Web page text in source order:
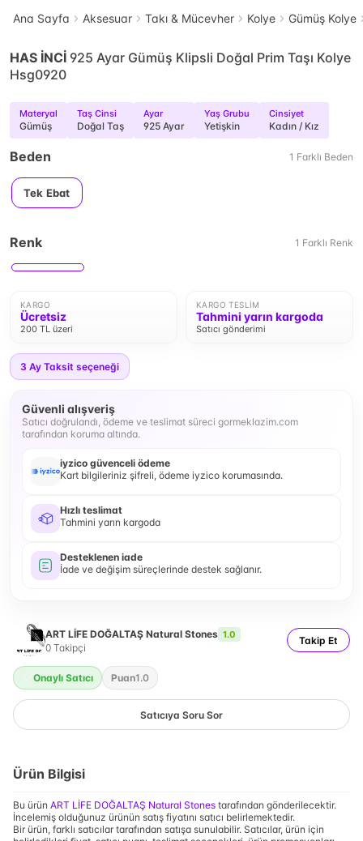
Ana Sayfa Aksesuar Takı & Mücevher Kolye Gümüş Kolye
HAS İNCİ 925 Ayar Gümüş Klipsli Doğal Prim Taşı Kolye
Hsg0920
Materyal
Gümüş
Taş Cinsi
Doğal Taş
Ayar
925 Ayar
Yaş Grubu
Yetişkin
Cinsiyet
Kadın / Kız
Beden 1 Farklı Beden
Tek Ebat
Renk 1 Farklı Renk
KARGO
Ücretsiz
200 TL üzeri
KARGO TESLIM
Tahmini yarın kargoda
Satıcı gönderimi
3 Ay Taksit seçeneği
Güvenli alışveriş
Satıcı doğrulandı, ödeme ve teslimat süreci gormeklazim.com
tarafından koruma altında.
iyzico güvenceli ödeme
Kart bilgileriniz şifreli, ödeme iyzico korumasında.
Hızlı teslimat
Tahmini yarın kargoda
Desteklenen iade
İade ve değişim süreçlerinde destek sağlanır.
ART LİFE DOĞALTAŞ Natural Stones 1.0
0 Takipçi
Takip Et
Onaylı Satıcı Puan1.0
Satıcıya Soru Sor
Ürün Bilgisi
Bu ürün ART LİFE DOĞALTAŞ Natural Stones tarafından gönderilecektir.
İncelemiş olduğunuz ürünün satış fiyatını satıcı belirlemektedir.
Bir ürün, farklı satıcılar tarafından satışa sunulabilir. Satıcılar, ürün için